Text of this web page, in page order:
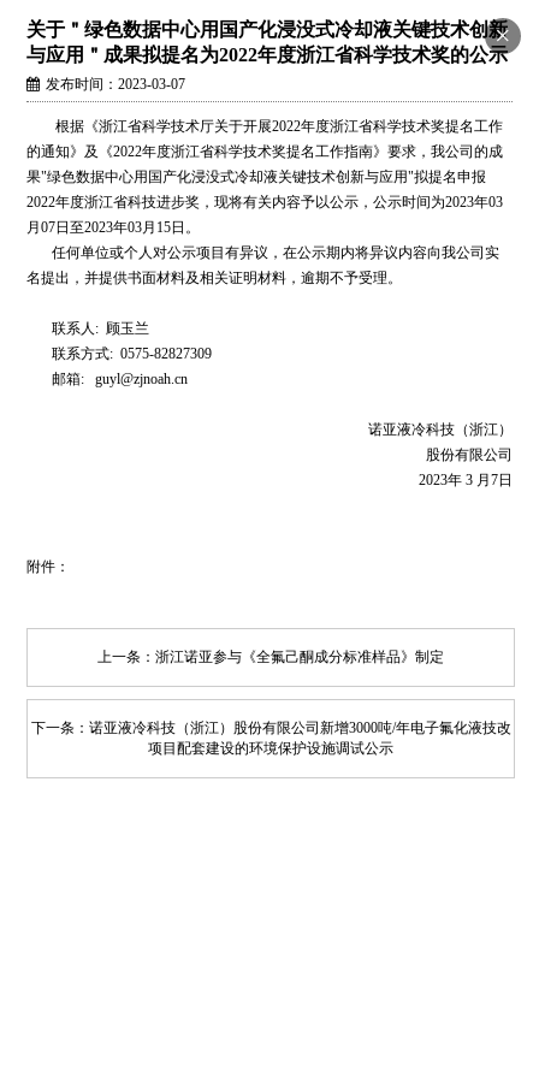
关于＂绿色数据中心用国产化浸没式冷却液关键技术创新
与应用＂成果拟提名为2022年度浙江省科学技术奖的公示
发布时间：2023-03-07
×
根据《浙江省科学技术厅关于开展2022年度浙江省科学技术奖提名工作
的通知》及《2022年度浙江省科学技术奖提名工作指南》要求，我公司的成
果"绿色数据中心用国产化浸没式冷却液关键技术创新与应用"拟提名申报
2022年度浙江省科技进步奖，现将有关内容予以公示，公示时间为2023年03
月07日至2023年03月15日。
任何单位或个人对公示项目有异议，在公示期内将异议内容向我公司实
名提出，并提供书面材料及相关证明材料，逾期不予受理。
联系人: 顾玉兰
联系方式: 0575-82827309
邮箱: guyl@zjnoah.cn
诺亚液冷科技（浙江）
股份有限公司
2023年 3 月7日
附件：
上一条：浙江诺亚参与《全氟己酮成分标准样品》制定
下一条：诺亚液冷科技（浙江）股份有限公司新增3000吨/年电子氟化液技改
项目配套建设的环境保护设施调试公示